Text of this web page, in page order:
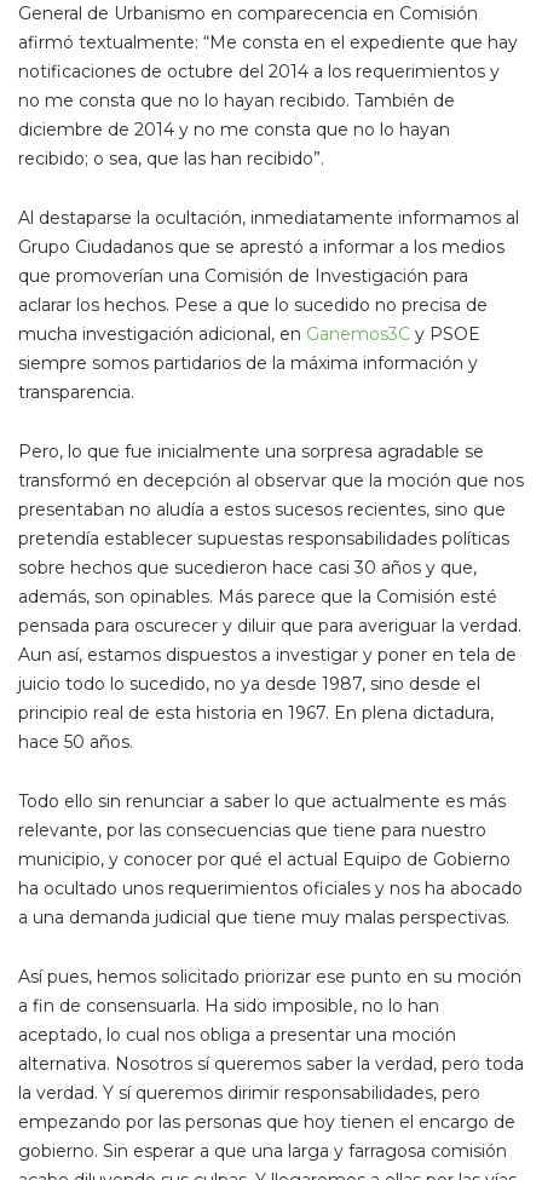
General de Urbanismo en comparecencia en Comisión
afirmó textualmente: “Me consta en el expediente que hay
notificaciones de octubre del 2014 a los requerimientos y
no me consta que no lo hayan recibido. También de
diciembre de 2014 y no me consta que no lo hayan
recibido; o sea, que las han recibido”.
Al destaparse la ocultación, inmediatamente informamos al
Grupo Ciudadanos que se aprestó a informar a los medios
que promoverían una Comisión de Investigación para
aclarar los hechos. Pese a que lo sucedido no precisa de
mucha investigación adicional, en Ganemos3C y PSOE
siempre somos partidarios de la máxima información y
transparencia.
Pero, lo que fue inicialmente una sorpresa agradable se
transformó en decepción al observar que la moción que nos
presentaban no aludía a estos sucesos recientes, sino que
pretendía establecer supuestas responsabilidades políticas
sobre hechos que sucedieron hace casi 30 años y que,
además, son opinables. Más parece que la Comisión esté
pensada para oscurecer y diluir que para averiguar la verdad.
Aun así, estamos dispuestos a investigar y poner en tela de
juicio todo lo sucedido, no ya desde 1987, sino desde el
principio real de esta historia en 1967. En plena dictadura,
hace 50 años.
Todo ello sin renunciar a saber lo que actualmente es más
relevante, por las consecuencias que tiene para nuestro
municipio, y conocer por qué el actual Equipo de Gobierno
ha ocultado unos requerimientos oficiales y nos ha abocado
a una demanda judicial que tiene muy malas perspectivas.
Así pues, hemos solicitado priorizar ese punto en su moción
a fin de consensuarla. Ha sido imposible, no lo han
aceptado, lo cual nos obliga a presentar una moción
alternativa. Nosotros sí queremos saber la verdad, pero toda
la verdad. Y sí queremos dirimir responsabilidades, pero
empezando por las personas que hoy tienen el encargo de
gobierno. Sin esperar a que una larga y farragosa comisión